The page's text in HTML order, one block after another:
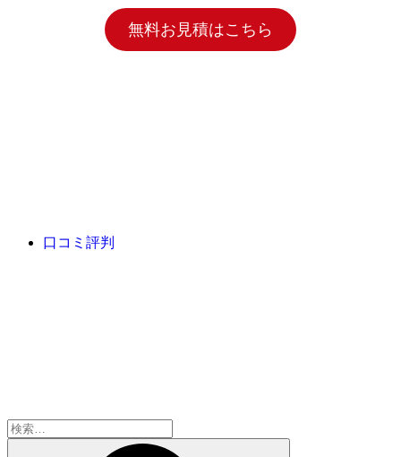
無料お見積はこちら
口コミ評判
検
索: